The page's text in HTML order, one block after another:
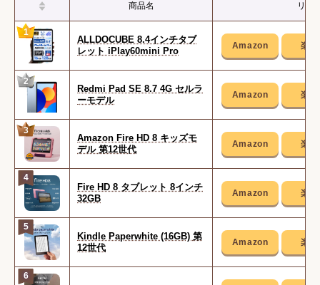
商品名 リン
1
ALLDOCUBE 8.4インチタブ
レット iPlay60mini Pro
2
Redmi Pad SE 8.7 4G セルラ
ーモデル
3
Amazon Fire HD 8 キッズモ
デル 第12世代
4
Fire HD 8 タブレット 8インチ
32GB
5
Kindle Paperwhite (16GB) 第
12世代
6